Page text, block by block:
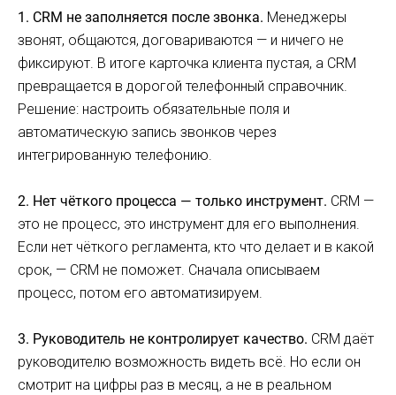
1. CRM не заполняется после звонка. Менеджеры
звонят, общаются, договариваются — и ничего не
фиксируют. В итоге карточка клиента пустая, а CRM
превращается в дорогой телефонный справочник.
Решение: настроить обязательные поля и
автоматическую запись звонков через
интегрированную телефонию.
2. Нет чёткого процесса — только инструмент. CRM —
это не процесс, это инструмент для его выполнения.
Если нет чёткого регламента, кто что делает и в какой
срок, — CRM не поможет. Сначала описываем
процесс, потом его автоматизируем.
3. Руководитель не контролирует качество. CRM даёт
руководителю возможность видеть всё. Но если он
смотрит на цифры раз в месяц, а не в реальном